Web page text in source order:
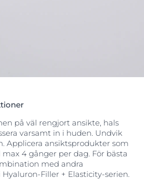
på väl rengjort ansikte, hals
varsamt in i huden. Undvik
Applicera ansiktsprodukter som
4 gånger per dag. För bästa
med andra
Filler + Elasticity-serien.